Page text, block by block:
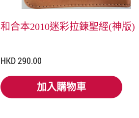
和合本2010迷彩拉鍊聖經(神版)
HKD 290.00
加入購物車
加入購物車